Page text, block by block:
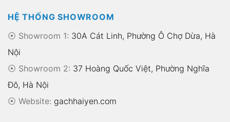
HỆ THỐNG SHOWROOM
⦿ Showroom 1: 30A Cát Linh, Phường Ô Chợ Dừa, Hà
Nội
⦿ Showroom 2: 37 Hoàng Quốc Việt, Phường Nghĩa
Đô, Hà Nội
⦿ Website: gachhaiyen.com